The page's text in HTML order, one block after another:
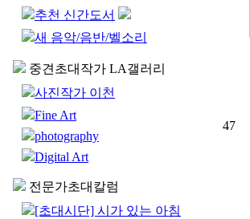
추천 신간도서
새 음악/음반/벨소리
중견초대작가 LA갤러리
사진작가 이천
Fine Art
photography
Digital Art
전문가초대칼럼
[초대시단] 시가 있는 아침
47